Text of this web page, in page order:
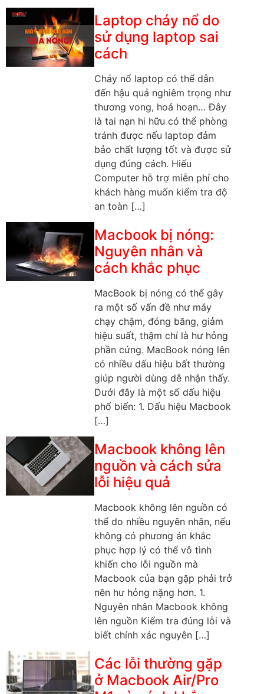
Laptop cháy nổ do
sử dụng laptop sai
cách
Cháy nổ laptop có thể dẫn
đến hậu quả nghiêm trọng như
thương vong, hoả hoạn… Đây
là tai nạn hi hữu có thể phòng
tránh được nếu laptop đảm
bảo chất lượng tốt và được sử
dụng đúng cách. Hiếu
Computer hỗ trợ miễn phí cho
khách hàng muốn kiểm tra độ
an toàn […]
Macbook bị nóng:
Nguyên nhân và
cách khắc phục
MacBook bị nóng có thể gây
ra một số vấn đề như máy
chạy chậm, đóng băng, giảm
hiệu suất, thậm chí là hư hỏng
phần cứng. MacBook nóng lên
có nhiều dấu hiệu bất thường
giúp người dùng dễ nhận thấy.
Dưới đây là một số dấu hiệu
phổ biến: 1. Dấu hiệu Macbook
[…]
Macbook không lên
nguồn và cách sửa
lỗi hiệu quả
Macbook không lên nguồn có
thể do nhiều nguyên nhân, nếu
không có phương án khắc
phục hợp lý có thể vô tình
khiến cho lỗi nguồn mà
Macbook của bạn gặp phải trở
nên hư hỏng nặng hơn. 1.
Nguyên nhân Macbook không
lên nguồn Kiểm tra đúng lỗi và
biết chính xác nguyên […]
Các lỗi thường gặp
ở Macbook Air/Pro